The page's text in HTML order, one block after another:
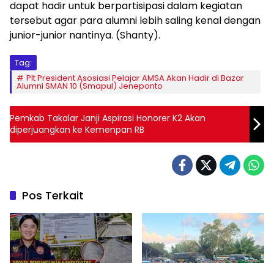
dapat hadir untuk berpartisipasi dalam kegiatan
tersebut agar para alumni lebih saling kenal dengan
junior-junior nantinya. (Shanty).
Tag:
Plt President Asosiasi Pelajar AMSA Akan Hadir di Bazar
Alumni SMAN 10 (Smapul) Jeneponto
Pemkab Takalar Janji Aspirasi Honorer K2 Akan
diperjuangkan ke Kemenpan RB
Pos Terkait